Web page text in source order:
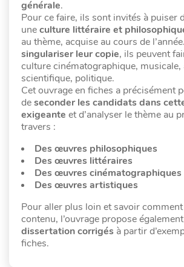
générale.
Pour ce faire, ils sont invités à puiser
uneculture littéraire et
au thème, acquise au cours de
singulariser leur copie, ils peuvent
culture cinématographique,
scientifique, politique.
Cet ouvrage en fiches a précisément
deseconder les candidats dans
exigeante et d’analyser le thème au
travers :
Des œuvres philosophiques
Des œuvres littéraires
Des œuvres cinématographiques
Des œuvres artistiques
Pour aller plus loin et savoir
contenu, l’ouvrage propose
dissertation corrigés à partir
fiches.